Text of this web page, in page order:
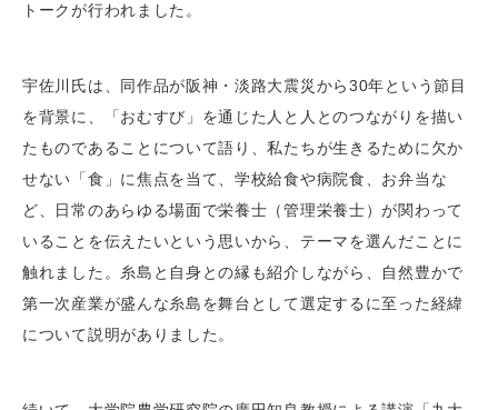
トークが行われました。
宇佐川氏は、同作品が阪神・淡路大震災から30年という節目
を背景に、「おむすび」を通じた人と人とのつながりを描い
たものであることについて語り、私たちが生きるために欠か
せない「食」に焦点を当て、学校給食や病院食、お弁当な
ど、日常のあらゆる場面で栄養士（管理栄養士）が関わって
いることを伝えたいという思いから、テーマを選んだことに
触れました。糸島と自身との縁も紹介しながら、自然豊かで
第一次産業が盛んな糸島を舞台として選定するに至った経緯
について説明がありました。